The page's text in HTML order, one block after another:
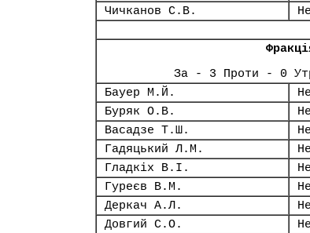
Чичканов С.В.
За - 3 Проти - 0
Бауер М.Й.
Буряк О.В.
Васадзе Т.Ш.
Гадяцький Л.М.
Гладкіх В.І.
Гуреєв В.М.
Деркач А.Л.
Довгий С.О.